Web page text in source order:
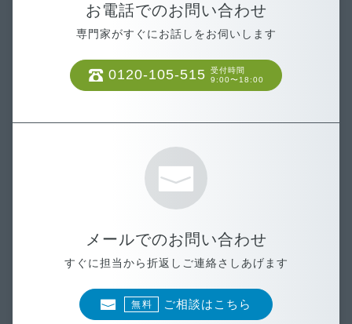
お電話でのお問い合わせ
専門家がすぐにお話しをお伺いします
0120-105-515
受付時間
9:00〜18:00
メールでのお問い合わせ
すぐに担当から折返しご連絡さしあげます
無料 ご相談はこちら